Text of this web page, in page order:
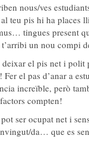
nous/ves
teu pis hi ha places
tingues present
un nou compi
el pis net i polit
el pas d’anar a
increïble, però
compten!
ser ocupat net i
da… que es